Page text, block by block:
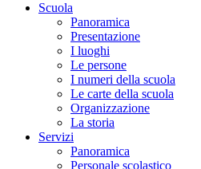
Scuola
Panoramica
Presentazione
I luoghi
Le persone
I numeri della scuola
Le carte della scuola
Organizzazione
La storia
Servizi
Panoramica
Personale scolastico